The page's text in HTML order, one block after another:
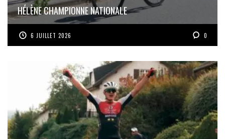
HÉLÈNE CHAMPIONNE NATIONALE
6 JUILLET 2026 0